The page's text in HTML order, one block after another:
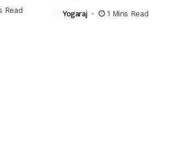
Read Yogaraj 1 Mins Read